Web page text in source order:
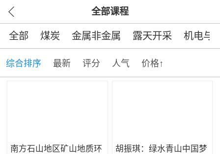
全部课程
全部 煤炭 金属非金属 露天开采 机电与
综合排序 最新 评分 人气 价格↑
南方石山地区矿山地质环
胡振琪：绿水青山中国梦